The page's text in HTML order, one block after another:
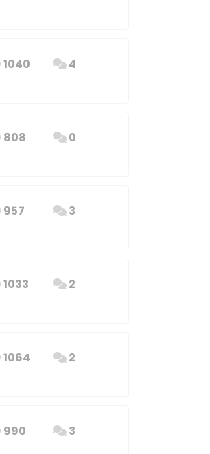
4
1040
0
808
3
957
2
1033
2
1064
3
990